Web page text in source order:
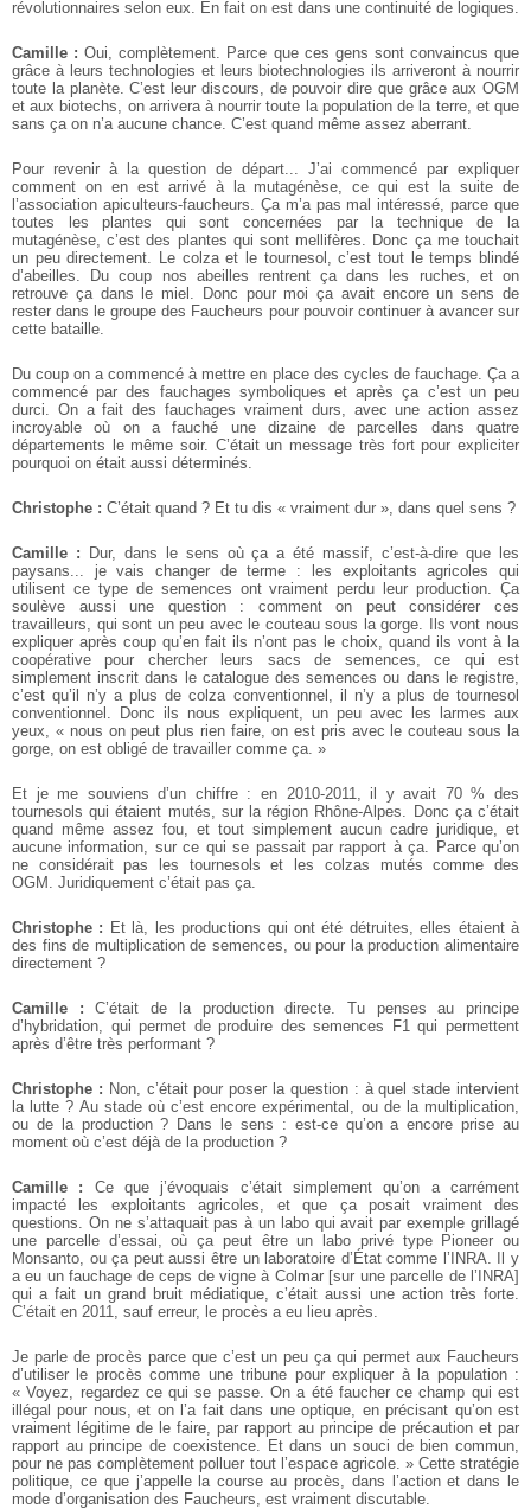
révolutionnaires selon eux. En fait on est dans une continuité de logiques.
Camille : Oui, complètement. Parce que ces gens sont convaincus que
grâce à leurs technologies et leurs biotechnologies ils arriveront à nourrir
toute la planète. C’est leur discours, de pouvoir dire que grâce aux OGM
et aux biotechs, on arrivera à nourrir toute la population de la terre, et que
sans ça on n’a aucune chance. C’est quand même assez aberrant.
Pour revenir à la question de départ... J’ai commencé par expliquer
comment on en est arrivé à la mutagénèse, ce qui est la suite de
l’association apiculteurs-faucheurs. Ça m’a pas mal intéressé, parce que
toutes les plantes qui sont concernées par la technique de la
mutagénèse, c’est des plantes qui sont mellifères. Donc ça me touchait
un peu directement. Le colza et le tournesol, c’est tout le temps blindé
d’abeilles. Du coup nos abeilles rentrent ça dans les ruches, et on
retrouve ça dans le miel. Donc pour moi ça avait encore un sens de
rester dans le groupe des Faucheurs pour pouvoir continuer à avancer sur
cette bataille.
Du coup on a commencé à mettre en place des cycles de fauchage. Ça a
commencé par des fauchages symboliques et après ça c’est un peu
durci. On a fait des fauchages vraiment durs, avec une action assez
incroyable où on a fauché une dizaine de parcelles dans quatre
départements le même soir. C’était un message très fort pour expliciter
pourquoi on était aussi déterminés.
Christophe : C’était quand ? Et tu dis « vraiment dur », dans quel sens ?
Camille : Dur, dans le sens où ça a été massif, c’est-à-dire que les
paysans... je vais changer de terme : les exploitants agricoles qui
utilisent ce type de semences ont vraiment perdu leur production. Ça
soulève aussi une question : comment on peut considérer ces
travailleurs, qui sont un peu avec le couteau sous la gorge. Ils vont nous
expliquer après coup qu’en fait ils n’ont pas le choix, quand ils vont à la
coopérative pour chercher leurs sacs de semences, ce qui est
simplement inscrit dans le catalogue des semences ou dans le registre,
c’est qu’il n’y a plus de colza conventionnel, il n’y a plus de tournesol
conventionnel. Donc ils nous expliquent, un peu avec les larmes aux
yeux, « nous on peut plus rien faire, on est pris avec le couteau sous la
gorge, on est obligé de travailler comme ça. »
Et je me souviens d’un chiffre : en 2010-2011, il y avait 70 % des
tournesols qui étaient mutés, sur la région Rhône-Alpes. Donc ça c’était
quand même assez fou, et tout simplement aucun cadre juridique, et
aucune information, sur ce qui se passait par rapport à ça. Parce qu’on
ne considérait pas les tournesols et les colzas mutés comme des
OGM. Juridiquement c’était pas ça.
Christophe : Et là, les productions qui ont été détruites, elles étaient à
des fins de multiplication de semences, ou pour la production alimentaire
directement ?
Camille :C’était de la production directe. Tu penses au principe
d’hybridation, qui permet de produire des semences F1 qui permettent
après d’être très performant ?
Christophe : Non, c’était pour poser la question : à quel stade intervient
la lutte ? Au stade où c’est encore expérimental, ou de la multiplication,
ou de la production ? Dans le sens : est-ce qu’on a encore prise au
moment où c’est déjà de la production ?
Camille : Ce que j’évoquais c’était simplement qu’on a carrément
impacté les exploitants agricoles, et que ça posait vraiment des
questions. On ne s’attaquait pas à un labo qui avait par exemple grillagé
une parcelle d’essai, où ça peut être un labo privé type Pioneer ou
Monsanto, ou ça peut aussi être un laboratoire d’État comme l’INRA. Il y
a eu un fauchage de ceps de vigne à Colmar [sur une parcelle de l’INRA]
qui a fait un grand bruit médiatique, c’était aussi une action très forte.
C’était en 2011, sauf erreur, le procès a eu lieu après.
Je parle de procès parce que c’est un peu ça qui permet aux Faucheurs
d’utiliser le procès comme une tribune pour expliquer à la population :
« Voyez, regardez ce qui se passe. On a été faucher ce champ qui est
illégal pour nous, et on l’a fait dans une optique, en précisant qu’on est
vraiment légitime de le faire, par rapport au principe de précaution et par
rapport au principe de coexistence. Et dans un souci de bien commun,
pour ne pas complètement polluer tout l’espace agricole. » Cette stratégie
politique, ce que j’appelle la course au procès, dans l’action et dans le
mode d’organisation des Faucheurs, est vraiment discutable.